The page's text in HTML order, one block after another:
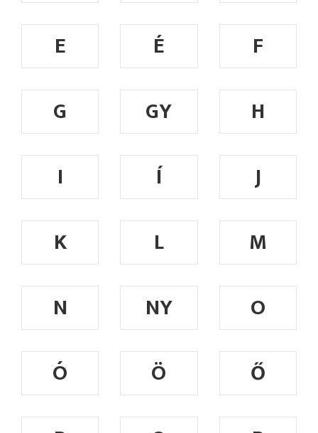
E É
F
G
GY
H
I
Í
J
K
L
M
N
NY
O
Ó
Ö
Ő